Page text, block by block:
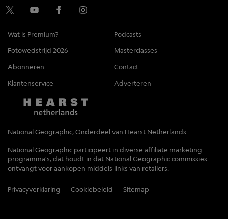
Wat is Premium?
Podcasts
Fotowedstrijd 2026
Masterclasses
Abonneren
Contact
Klantenservice
Adverteren
National Geographic, Onderdeel van Hearst Netherlands
National Geographic participeert in diverse affiliate marketing
programma's, dat houdt in dat National Geographic commissies
ontvangt voor aankopen middels links van retailers.
Privacyverklaring Cookiebeleid Sitemap